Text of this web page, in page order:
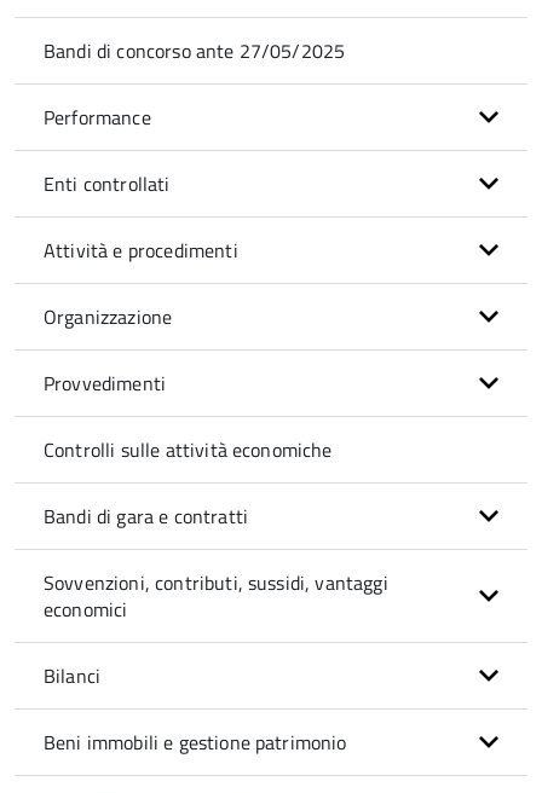
Bandi di concorso ante 27/05/2025
Performance
Enti controllati
Attività e procedimenti
Organizzazione
Provvedimenti
Controlli sulle attività economiche
Bandi di gara e contratti
Sovvenzioni, contributi, sussidi, vantaggi
economici
Bilanci
Beni immobili e gestione patrimonio